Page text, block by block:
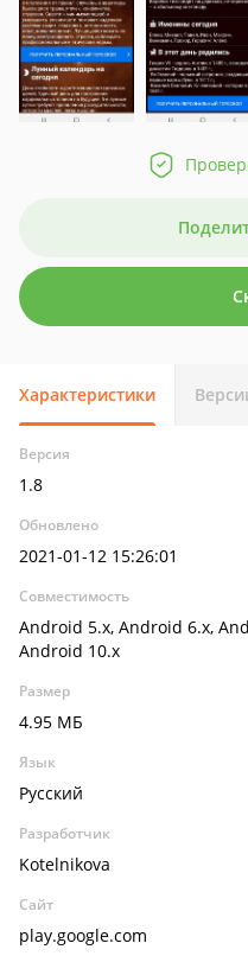
Характеристики
Версия
1.8
Обновлено
2021-01-12 15:26:01
Совместимость
Android 5.x, Android 6.x,
Android 10.x
Размер
4.95 МБ
Язык
Русский
Разработчик
Kotelnikova
Сайт
play.google.com